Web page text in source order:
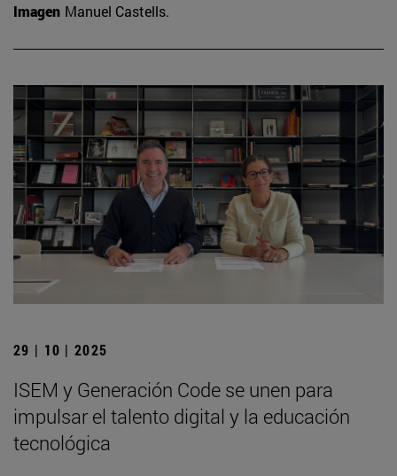
Imagen Manuel Castells.
29 | 10 | 2025
ISEM y Generación Code se unen para
impulsar el talento digital y la educación
tecnológica